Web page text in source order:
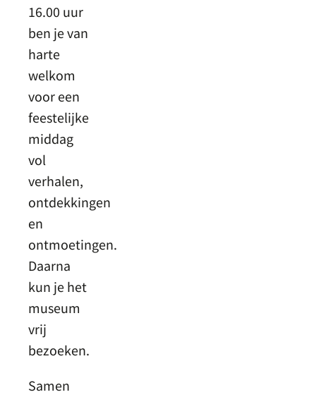
16.00 uur
ben je van
harte
welkom
voor een
feestelijke
middag
vol
verhalen,
ontdekkingen
en
ontmoetingen.
Daarna
kun je het
museum
vrij
bezoeken.
Samen